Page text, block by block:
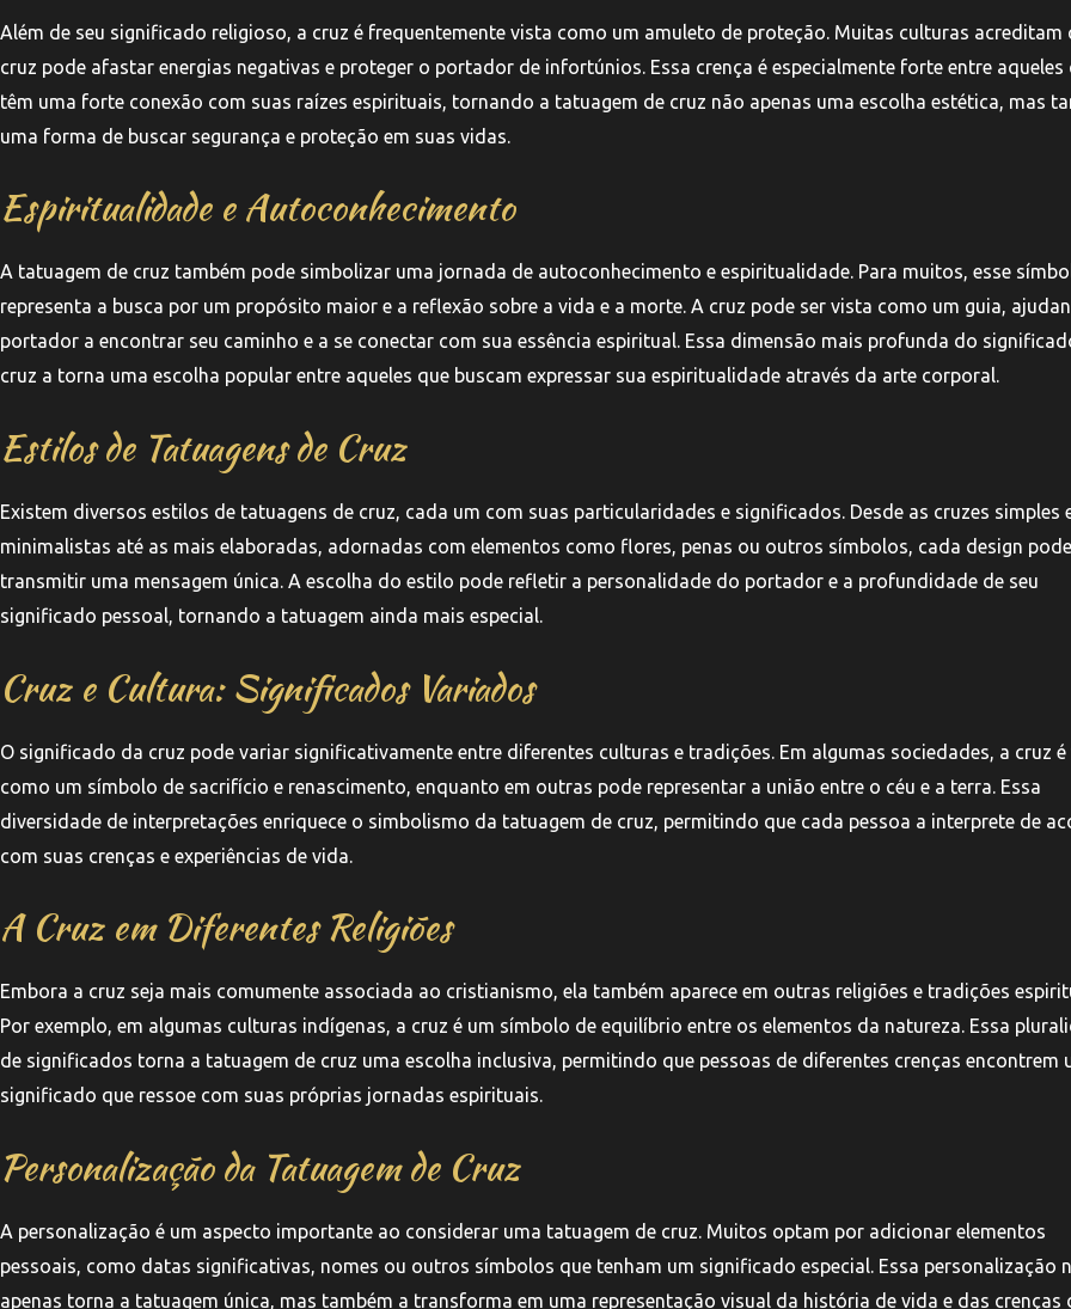
Além de seu significado religioso, a cruz é frequentemente vista como um amuleto de proteção. Muitas culturas acreditam
cruz pode afastar energias negativas e proteger o portador de infortúnios. Essa crença é especialmente forte entre aqueles
têm uma forte conexão com suas raízes espirituais, tornando a tatuagem de cruz não apenas uma escolha estética, mas
uma forma de buscar segurança e proteção em suas vidas.
Espiritualidade e Autoconhecimento
A tatuagem de cruz também pode simbolizar uma jornada de autoconhecimento e espiritualidade. Para muitos, esse
representa a busca por um propósito maior e a reflexão sobre a vida e a morte. A cruz pode ser vista como um guia,
portador a encontrar seu caminho e a se conectar com sua essência espiritual. Essa dimensão mais profunda do
cruz a torna uma escolha popular entre aqueles que buscam expressar sua espiritualidade através da arte corporal.
Estilos de Tatuagens de Cruz
Existem diversos estilos de tatuagens de cruz, cada um com suas particularidades e significados. Desde as cruzes simples
minimalistas até as mais elaboradas, adornadas com elementos como flores, penas ou outros símbolos, cada design pode
transmitir uma mensagem única. A escolha do estilo pode refletir a personalidade do portador e a profundidade de seu
significado pessoal, tornando a tatuagem ainda mais especial.
Cruz e Cultura: Significados Variados
O significado da cruz pode variar significativamente entre diferentes culturas e tradições. Em algumas sociedades, a cruz é
como um símbolo de sacrifício e renascimento, enquanto em outras pode representar a união entre o céu e a terra. Essa
diversidade de interpretações enriquece o simbolismo da tatuagem de cruz, permitindo que cada pessoa a interprete de
com suas crenças e experiências de vida.
A Cruz em Diferentes Religiões
Embora a cruz seja mais comumente associada ao cristianismo, ela também aparece em outras religiões e tradições
Por exemplo, em algumas culturas indígenas, a cruz é um símbolo de equilíbrio entre os elementos da natureza. Essa
de significados torna a tatuagem de cruz uma escolha inclusiva, permitindo que pessoas de diferentes crenças encontrem
significado que ressoe com suas próprias jornadas espirituais.
Personalização da Tatuagem de Cruz
A personalização é um aspecto importante ao considerar uma tatuagem de cruz. Muitos optam por adicionar elementos
pessoais, como datas significativas, nomes ou outros símbolos que tenham um significado especial. Essa personalização
apenas torna a tatuagem única, mas também a transforma em uma representação visual da história de vida e das crenças